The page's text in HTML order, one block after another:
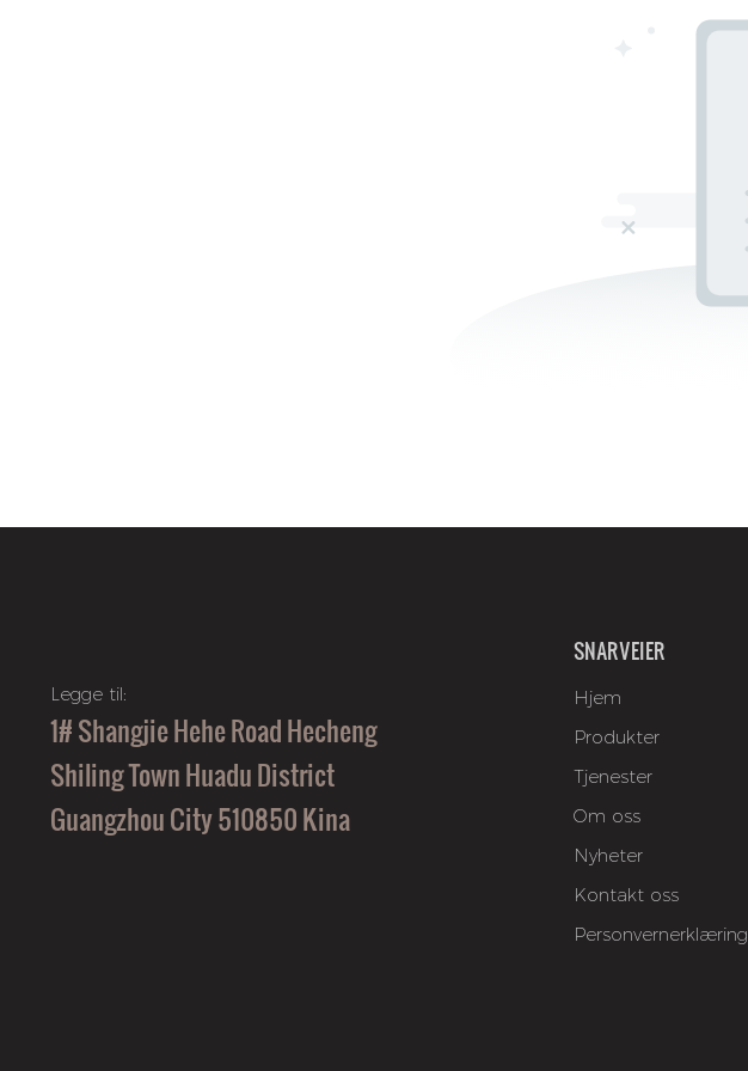
Legge til:
1# Shangjie Hehe Road Hecheng
Shiling Town Huadu District
Guangzhou City 510850 Kina
SNARVEIER
Hjem
Produkter
Tjenester
Om oss
Nyheter
Kontakt oss
Personvernerklæring